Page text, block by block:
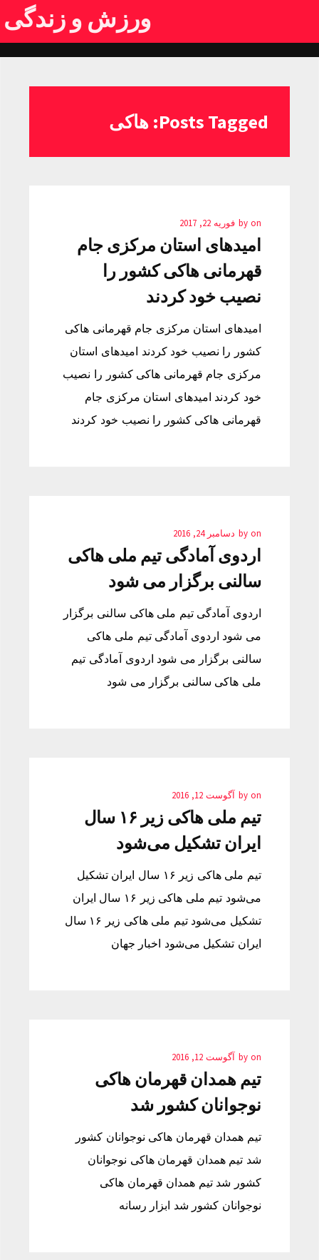
ورزش و زندگی
Posts Tagged: هاکی
by on فوریه 22, 2017
امیدهای استان مرکزی جام
قهرمانی هاکی کشور را
نصیب خود کردند
امیدهای استان مرکزی جام قهرمانی هاکی
کشور را نصیب خود کردند امیدهای استان
مرکزی جام قهرمانی هاکی کشور را نصیب
خود کردند امیدهای استان مرکزی جام
قهرمانی هاکی کشور را نصیب خود کردند
by on دسامبر 24, 2016
اردوی آمادگی تیم ملی هاکی
سالنی برگزار می شود
اردوی آمادگی تیم ملی هاکی سالنی برگزار
می شود اردوی آمادگی تیم ملی هاکی
سالنی برگزار می شود اردوی آمادگی تیم
ملی هاکی سالنی برگزار می شود
by on آگوست 12, 2016
تیم ملی هاکی زیر ۱۶ سال
ایران تشکیل می‌شود
تیم ملی هاکی زیر ۱۶ سال ایران تشکیل
می‌شود تیم ملی هاکی زیر ۱۶ سال ایران
تشکیل می‌شود تیم ملی هاکی زیر ۱۶ سال
ایران تشکیل می‌شود اخبار جهان
by on آگوست 12, 2016
تیم همدان قهرمان هاکی
نوجوانان کشور شد
تیم همدان قهرمان هاکی نوجوانان کشور
شد تیم همدان قهرمان هاکی نوجوانان
کشور شد تیم همدان قهرمان هاکی
نوجوانان کشور شد ابزار رسانه